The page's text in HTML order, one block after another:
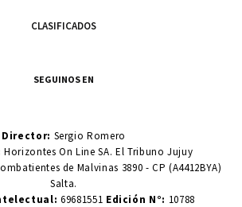
CLASIFICADOS
SEGUINOS EN
Director: Sergio Romero
Horizontes On Line SA. El Tribuno Jujuy
de Malvinas 3890 - CP (A4412BYA)
Salta.
69681551 Edición N°: 10788